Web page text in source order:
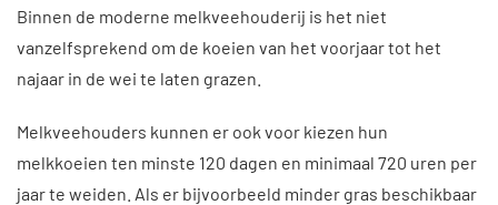
Binnen de moderne melkveehouderij is het niet
vanzelfsprekend om de koeien van het voorjaar tot het
najaar in de wei te laten grazen.
Melkveehouders kunnen er ook voor kiezen hun
melkkoeien ten minste 120 dagen en minimaal 720 uren per
jaar te weiden. Als er bijvoorbeeld minder gras beschikbaar